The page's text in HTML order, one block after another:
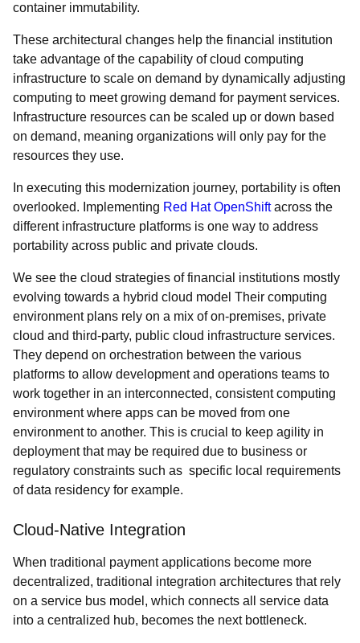
container immutability.
These architectural changes help the financial institution
take advantage of the capability of cloud computing
infrastructure to scale on demand by dynamically adjusting
computing to meet growing demand for payment services.
Infrastructure resources can be scaled up or down based
on demand, meaning organizations will only pay for the
resources they use.
In executing this modernization journey, portability is often
overlooked. Implementing Red Hat OpenShiftacross the
different infrastructure platforms is one way to address
portability across public and private clouds.
We see the cloud strategies of financial institutions mostly
evolving towards a hybrid cloud model Their computing
environment plans rely on a mix of on-premises, private
cloud and third-party, public cloud infrastructure services.
They depend on orchestration between the various
platforms to allow development and operations teams to
work together in an interconnected, consistent computing
environment where apps can be moved from one
environment to another. This is crucial to keep agility in
deployment that may be required due to business or
regulatory constraints such as specific local requirements
of data residency for example.
Cloud-Native Integration
When traditional payment applications become more
decentralized, traditional integration architectures that rely
on a service bus model, which connects all service data
into a centralized hub, becomes the next bottleneck.